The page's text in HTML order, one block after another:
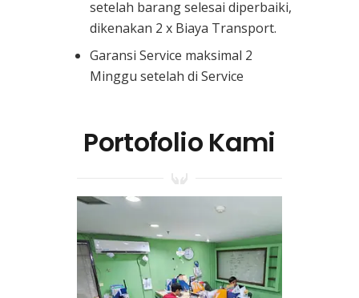
setelah barang selesai diperbaiki,
dikenakan 2 x Biaya Transport.
Garansi Service maksimal 2
Minggu setelah di Service
Portofolio Kami